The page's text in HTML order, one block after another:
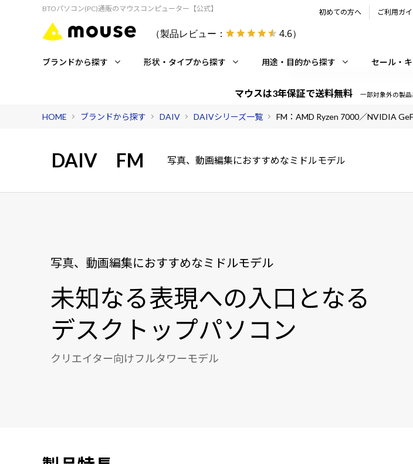
BTOパソコン(PC)通販のマウスコンピューター【公式】
（製品レビュー： 4.6）
初めての方へ ご利用ガ
ブランドから探す 形状・タイプから探す 用途・目的から探す セール・
マウスは3年保証で送料無料 一部対象外の製
HOME ブランドから探す DAIV DAIVシリーズ一覧 FM：AMD Ryzen 7000／NVIDIA
DAIV FM 写真、動画編集におすすめなミドルモデル
写真、動画編集におすすめなミドルモデル
未知なる表現への入口となる
デスクトップパソコン
クリエイター向けフルタワーモデル